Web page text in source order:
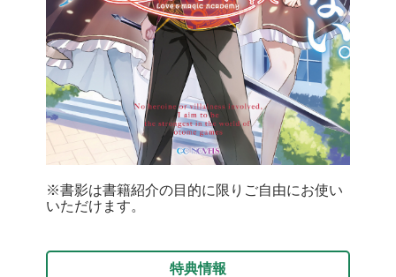
※書影は書籍紹介の目的に限りご自由にお使い
いただけます。
特典情報